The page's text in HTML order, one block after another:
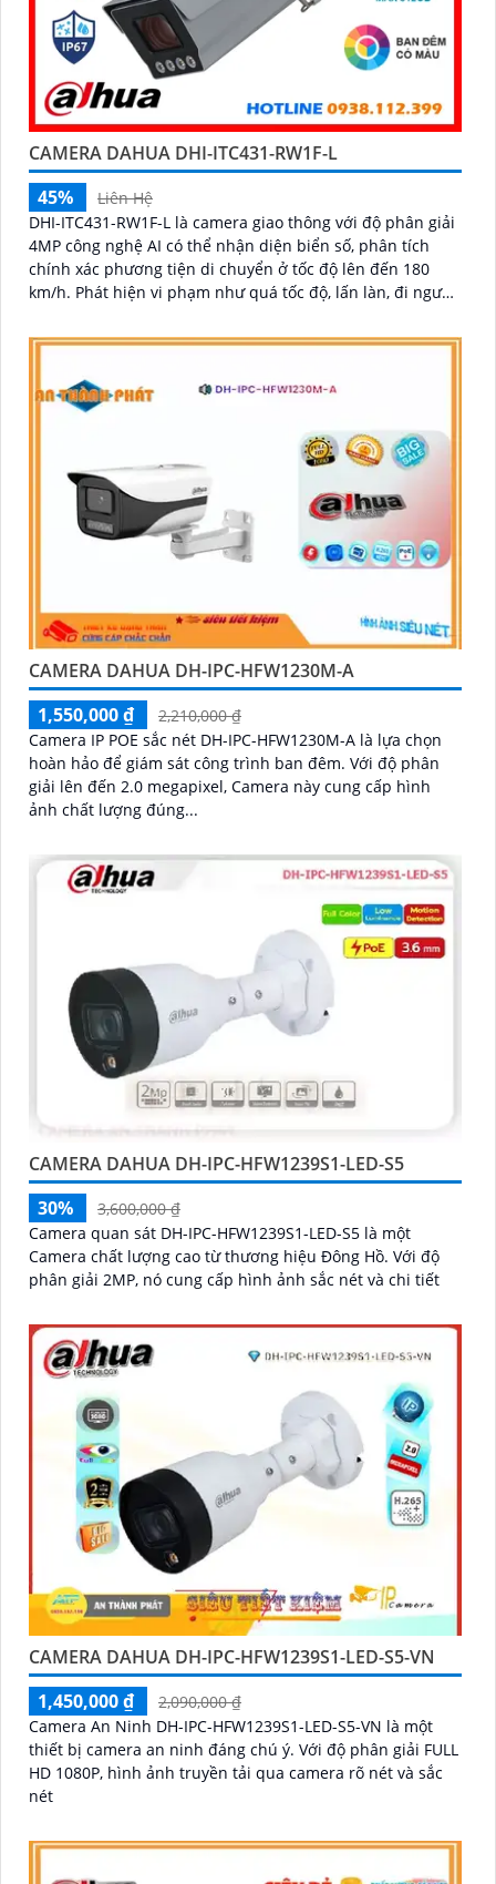
CAMERA DAHUA DHI-ITC431-RW1F-L
45%
Liên Hệ
DHI-ITC431-RW1F-L là camera giao thông với độ phân giải
4MP công nghệ AI có thể nhận diện biển số, phân tích
chính xác phương tiện di chuyển ở tốc độ lên đến 180
km/h. Phát hiện vi phạm như quá tốc độ, lấn làn, đi ngược
chuẩn IP67 chống nước, IK10 chống va đập, tích hợp GPS
CAMERA DAHUA DH-IPC-HFW1230M-A
1,550,000 ₫
2,210,000 ₫
Camera IP POE sắc nét DH-IPC-HFW1230M-A là lựa chọn
hoàn hảo để giám sát công trình ban đêm. Với độ phân
giải lên đến 2.0 megapixel, Camera này cung cấp hình
ảnh chất lượng đúng...
CAMERA DAHUA DH-IPC-HFW1239S1-LED-S5
30%
3,600,000 ₫
Camera quan sát DH-IPC-HFW1239S1-LED-S5 là một
Camera chất lượng cao từ thương hiệu Đông Hồ. Với độ
phân giải 2MP, nó cung cấp hình ảnh sắc nét và chi tiết
CAMERA DAHUA DH-IPC-HFW1239S1-LED-S5-VN
1,450,000 ₫
2,090,000 ₫
Camera An Ninh DH-IPC-HFW1239S1-LED-S5-VN là một
thiết bị camera an ninh đáng chú ý. Với độ phân giải FULL
HD 1080P, hình ảnh truyền tải qua camera rõ nét và sắc
nét